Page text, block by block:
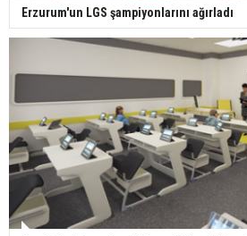
Erzurum'un LGS şampiyonlarını ağırladı